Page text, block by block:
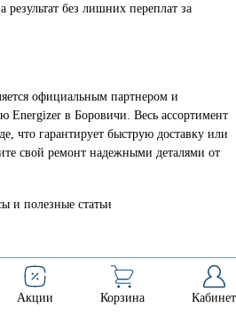
без лишних переплат за
официальным партнером и
Energizer в Боровичи. Весь ассортимент
что гарантирует быструю доставку или
свой ремонт надежными деталями от
и полезные статьи
Акции Корзина Кабинет